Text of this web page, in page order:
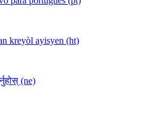
kreyòl ayisyen (ht)
(ne)